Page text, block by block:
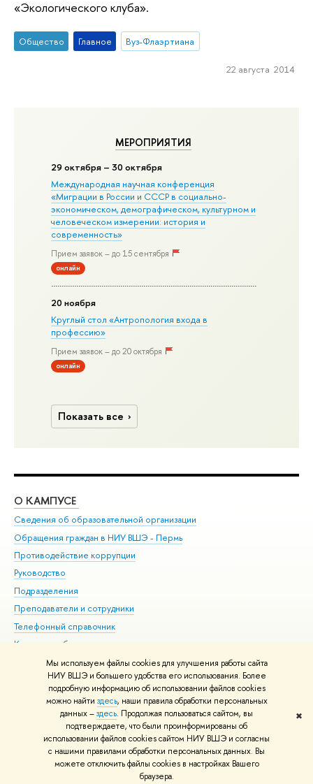
Мы используем файлы cookies для улучшения работы сайта
НИУ ВШЭ и большего удобства его использования. Более
подробную информацию об использовании файлов cookies
можно найти здесь, наши правила обработки персональных
данных –здесь. Продолжая пользоваться сайтом, вы
подтверждаете, что были проинформированы об
использовании файлов cookies сайтом НИУ ВШЭ и согласны
с нашими правилами обработки персональных данных. Вы
можете отключить файлы cookies в настройках Вашего
браузера.
✖
МЕРОПРИЯТИЯ
29 октября – 30 октября
Международная научная конференция
«Миграции в Росcии и СССР в социально-
экономическом, демографическом, культурном и
человеческом измерении: история и
современность»
Прием заявок – до 15 сентября
онлайн
20 ноября
Круглый стол «Антропология входа в
профессию»
Прием заявок – до 20 октября
онлайн
Показать все
«Экологического клуба».
Общество Главное Вуз-Флаэртиана
22 августа 2014
О КАМПУСЕ
Сведения об образовательной организации
Обращения граждан в НИУ ВШЭ - Пермь
Противодействие коррупции
Руководство
Подразделения
Преподаватели и сотрудники
Телефонный справочник
Корпуса и общежития
ВШЭ для студентов с ограниченными возможностями
здоровья и инвалидностью
Единая платежная страница
© НИУ ВШЭ 1993–2026 Условия использования материалов Адреса
и контакты Карта сайта
Шрифты HSE Sans и HSE Slab разработаны вШколе дизайна НИУ ВШЭ